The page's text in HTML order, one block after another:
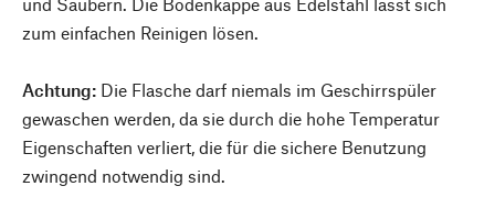
zum einfachen Reinigen lösen.
Achtung: Die Flasche darf niemals im Geschirrspüler
gewaschen werden, da sie durch die hohe Temperatur
Eigenschaften verliert, die für die sichere Benutzung
zwingend notwendig sind.